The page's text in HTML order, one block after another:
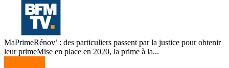
MaPrimeRénov’ : des particuliers passent par la justice pour obtenir
leur primeMise en place en 2020, la prime à la...